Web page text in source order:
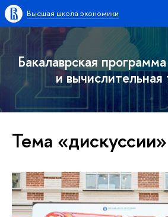
Высшая школа экономики
Бакалаврская
и
Тема «дискуссии»